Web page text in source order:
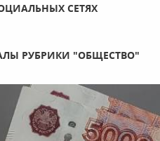
СЕТЯХ
РУБРИКИ "ОБЩЕСТВО"